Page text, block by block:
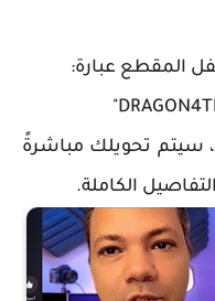
المقطع عبارة:
سيتم تحويلك مباشرةً
التفاصيل الكاملة.